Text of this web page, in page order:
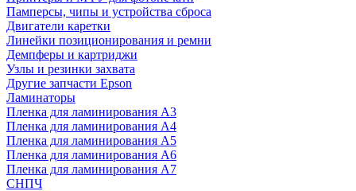
Памперсы, чипы и устройства сброса
Двигатели каретки
Линейки позиционирования и ремни
Демпферы и картриджи
Узлы и резинки захвата
Другие запчасти Epson
Ламинаторы
Пленка для ламинирования А3
Пленка для ламинирования А4
Пленка для ламинирования А5
Пленка для ламинирования А6
Пленка для ламинирования А7
СНПЧ